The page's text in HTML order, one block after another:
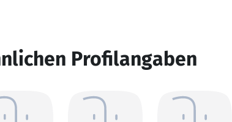
Profilangaben